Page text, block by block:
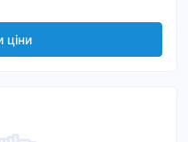
ціни